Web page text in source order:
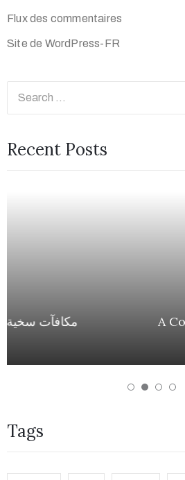
Flux des commentaires
Site de WordPress-FR
Recent Posts
A Comprehensive
Promo Code
Tags